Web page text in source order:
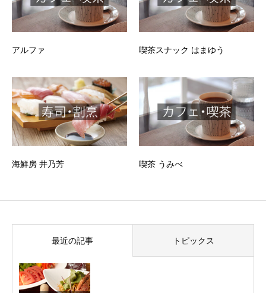
アルファ 喫茶スナック はまゆう
海鮮房 井乃芳 喫茶 うみべ
最近の記事 トピックス